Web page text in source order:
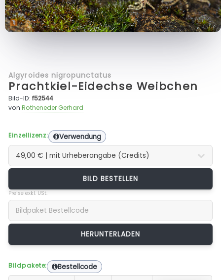
Algyroides nigropunctatus
Prachtkiel-Eidechse Weibchen
Bild-ID:f52544
vonRotheneder Gerhard
Einzellizenz: Verwendung
BILD BESTELLEN
Preise exkl. USt.
Bildpakete: Bestellcode